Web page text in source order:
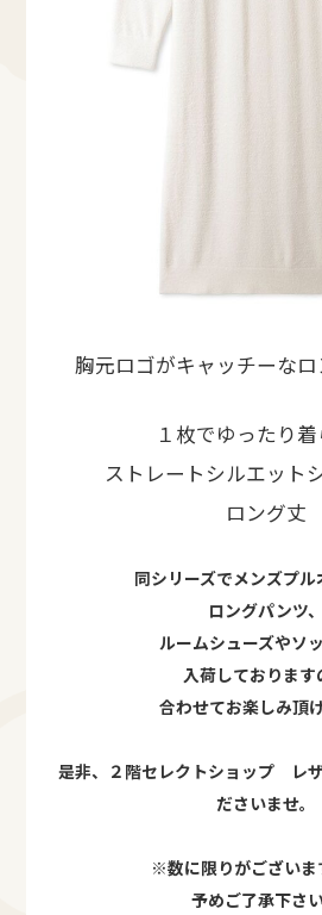
胸元ロゴがキャッチーな
１枚でゆったり
ストレートシルエット
ロング丈
同シリーズでメンズプル
ロングパンツ、
ルームシューズやソ
入荷しております
合わせてお楽しみ頂け
是非、２階セレクトショップ レ
ださいませ。
※数に限りがございま
予めご了承下さい